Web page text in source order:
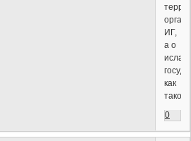
ИГ,
а о
как
0